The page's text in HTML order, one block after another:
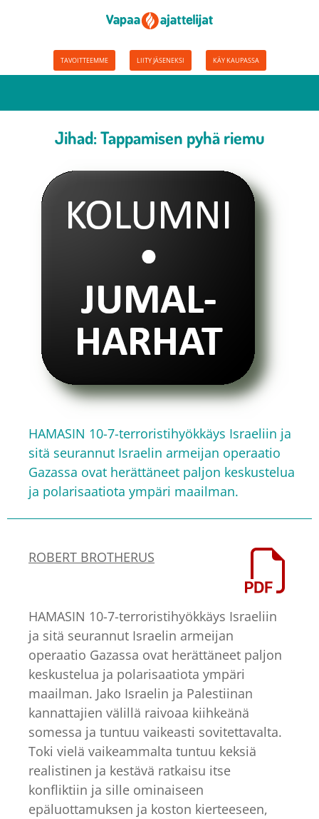
TAVOITTEEMME LIITY JÄSENEKSI KÄY KAUPASSA
Jihad: Tappamisen pyhä riemu
HAMASIN 10-7-terroristihyökkäys Israeliin ja
sitä seurannut Israelin armeijan operaatio
Gazassa ovat herättäneet paljon keskustelua
ja polarisaatiota ympäri maailman.
ROBERT BROTHERUS
HAMASIN 10-7-terroristihyökkäys Israeliin
ja sitä seurannut Israelin armeijan
operaatio Gazassa ovat herättäneet paljon
keskustelua ja polarisaatiota ympäri
maailman. Jako Israelin ja Palestiinan
kannattajien välillä raivoaa kiihkeänä
somessa ja tuntuu vaikeasti sovitettavalta.
Toki vielä vaikeammalta tuntuu keksiä
realistinen ja kestävä ratkaisu itse
konfliktiin ja sille ominaiseen
epäluottamuksen ja koston kierteeseen,